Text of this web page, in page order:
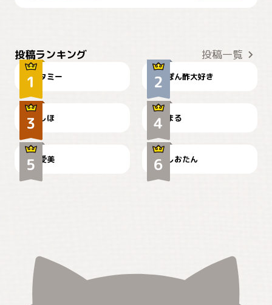
投稿ランキング 投稿一覧
タミー ぽん酢大好き
お弁当になりたいにゃ😽
しほ
🤦‍♀️
まる
かわいい毛玉つき
爱美
暑い日が続くにゃ
しおたん